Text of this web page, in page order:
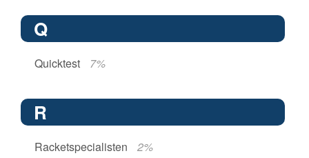
Q
Quicktest 7%
R
Racketspecialisten
2%